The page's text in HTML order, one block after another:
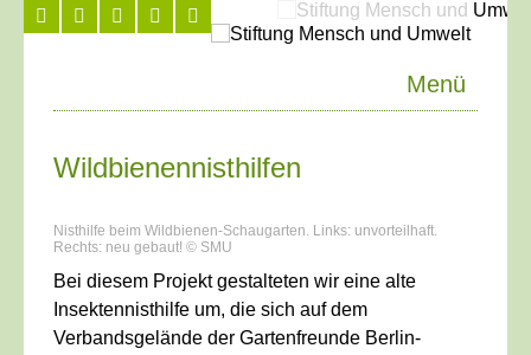
Menü
Wildbienennisthilfen
Nisthilfe beim Wildbienen-Schaugarten. Links: unvorteilhaft.
Rechts: neu gebaut! © SMU
Bei diesem Projekt gestalteten wir eine alte
Insektennisthilfe um, die sich auf dem
Verbandsgelände der Gartenfreunde Berlin-